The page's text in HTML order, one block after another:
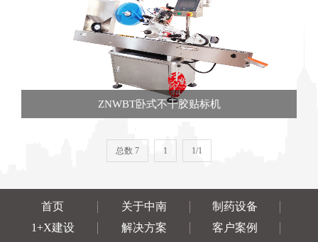
ZNWBT卧式不干胶贴标机
总数 7 1 1/1
首页 关于中南
制药设备
1+X建设
解决方案
客户案例